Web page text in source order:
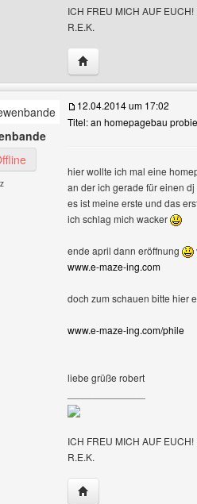
ICH FREU MICH AUF EUCH!
R.E.K.
Website dieses
Benutzer-Profile anzeigen
12.04.2014 um 17:02
Titel: an homepagebau
hier wollte ich mal eine
an der ich gerade für einen
es ist meine erste und das
ich schlag mich wacker
ende april dann eröffnung
www.e-maze-ing.com
doch zum schauen bitte hier
www.e-maze-ing.com/phile
liebe grüße robert
ICH FREU MICH AUF EUCH!
R.E.K.
Website dieses